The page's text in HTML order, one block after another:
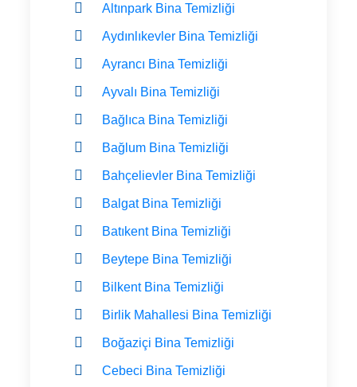
Altınpark Bina Temizliği
Aydınlıkevler Bina Temizliği
Ayrancı Bina Temizliği
Ayvalı Bina Temizliği
Bağlıca Bina Temizliği
Bağlum Bina Temizliği
Bahçelievler Bina Temizliği
Balgat Bina Temizliği
Batıkent Bina Temizliği
Beytepe Bina Temizliği
Bilkent Bina Temizliği
Birlik Mahallesi Bina Temizliği
Boğaziçi Bina Temizliği
Cebeci Bina Temizliği